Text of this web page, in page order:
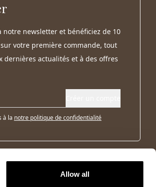
Allow all
notre newsletter et bénéficiez de 10
votre première commande, tout
dernières actualités et à des offres
à la notre politique de confidentialité